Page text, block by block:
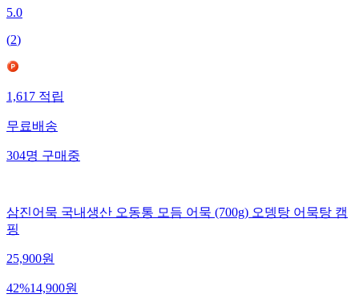
5.0
(2)
1,617 적립
무료배송
304명 구매중
삼진어묵 국내생산 오동통 모듬 어묵 (700g) 오뎅탕 어묵탕 캠
핑
25,900원
42%14,900원